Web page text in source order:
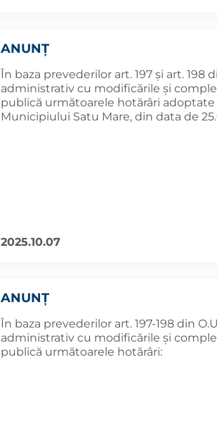
ANUNȚ
În baza prevederilor art. 197 și art. 198
administrativ cu modificările și
publică următoarele hotărâri
Municipiului Satu Mare, din data de
2025.10.07
ANUNȚ
În baza prevederilor art. 197-198 din
administrativ cu modificările și
publică următoarele hotărâri: